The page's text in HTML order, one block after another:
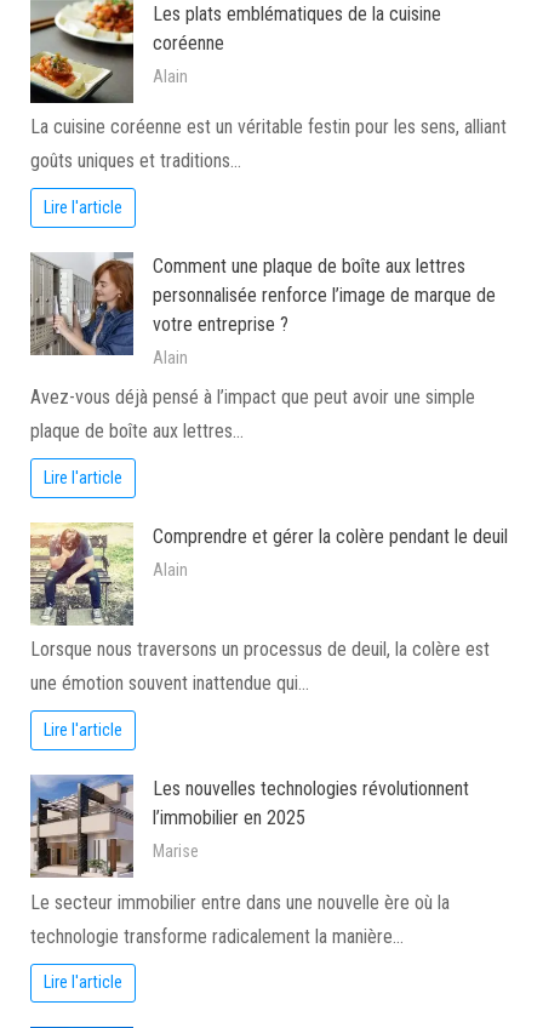
Les plats emblématiques de la cuisine
coréenne
Alain
La cuisine coréenne est un véritable festin pour les sens, alliant
goûts uniques et traditions…
Lire l'article
Comment une plaque de boîte aux lettres
personnalisée renforce l’image de marque de
votre entreprise ?
Alain
Avez-vous déjà pensé à l’impact que peut avoir une simple
plaque de boîte aux lettres…
Lire l'article
Comprendre et gérer la colère pendant le deuil
Alain
Lorsque nous traversons un processus de deuil, la colère est
une émotion souvent inattendue qui…
Lire l'article
Les nouvelles technologies révolutionnent
l’immobilier en 2025
Marise
Le secteur immobilier entre dans une nouvelle ère où la
technologie transforme radicalement la manière…
Lire l'article